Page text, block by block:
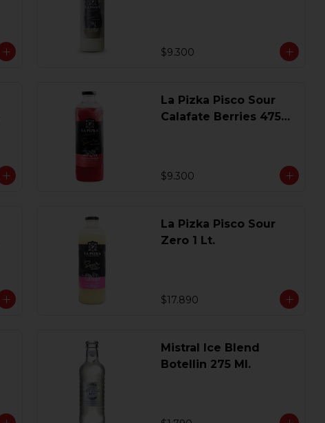
$9.300
La Pizka Pisco Sour
Calafate Berries 475
$9.300
La Pizka Pisco Sour
Zero 1 Lt.
$17.890
Mistral Ice Blend
Botellin 275 Ml.